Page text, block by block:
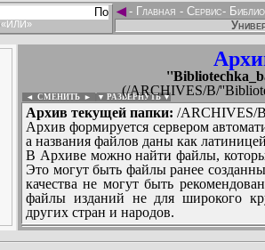
«ИЛИ»
◄- Главная - Сервис-
(/ARCHIVES/B/
◄ СМЕНИТЬ ► ▼ РАЗВЕРНУТЬ ▼
Архив текущей папки: /ARCHIVES/
Архив формируется сервером
а названия файлов даны как
В Архиве можно найти файлы,
Это могут быть файлы ранее
качества не могут быть
файлы изданий не для широкого
других стран и народов.